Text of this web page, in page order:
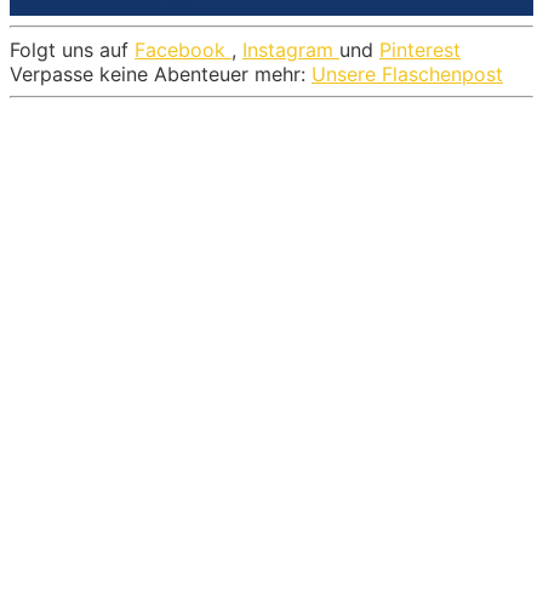
Folgt uns auf Facebook , Instagram und Pinterest
Verpasse keine Abenteuer mehr: Unsere Flaschenpost